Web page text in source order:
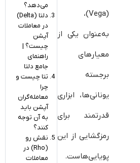
(Vega)،
به‌عنوان یکی از
معیارهای
برجسته
یونانی‌ها، ابزاری
قدرتمند برای
رمزگشایی از این
پویایی‌هاست.
می‌دهد؟
دلتا (Delta)
در معاملات
آپشن
چیست؟ |
راهنمای
جامع دلتا
تتا چیست و
چرا
معامله‌گران
آپشن باید
به آن توجه
کنند؟
نقش رو
(Rho) در
معاملات